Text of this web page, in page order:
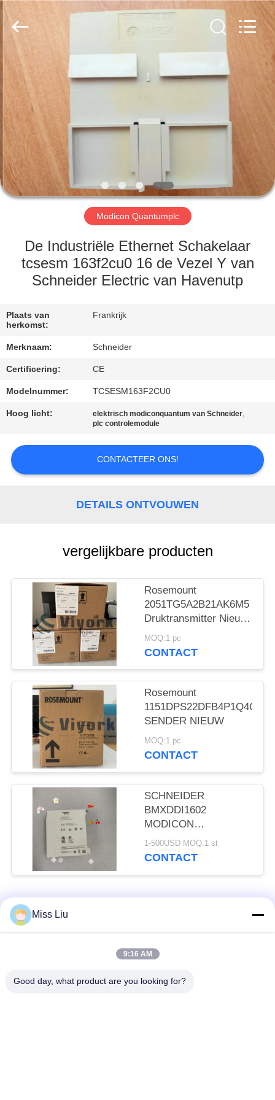
HUIS
PRODUCTEN
ONGEVEER
ONS
FABRIEKSREIS
KWALITEITSCONTROLE
CONTACTEER
CITAAT
SITEMAP
PRIVACY
POLICY
Technology
LTD.
Rights
Modicon Quantumplc
De Industriële Ethernet Schakelaar
tcsesm 163f2cu0 16 de Vezel Y van
Schneider Electric van Havenutp
Plaats van
herkomst:
Frankrijk
Merknaam: Schneider
Certificering: CE
Modelnummer: TCSESM163F2CU0
Hoog licht: elektrisch modiconquantum van Schneider,
plc controlemodule
CONTACTEER ONS!
DETAILS ONTVOUWEN
vergelijkbare producten
Rosemount
2051TG5A2B21AK6M5
Druktransmitter Nieuw
en origineel
MOQ:1 pc
CONTACT
Rosemount
1151DPS22DFB4P1Q4Q8
SENDER NIEUW
MOQ:1 pc
CONTACT
SCHNEIDER
BMXDDI1602
MODICON
INGANGSMODULE
2,5W 24VDC IP20
1-500USD MOQ:1 st
CONTACT
populaire categorieën
AC servomotor
Miss Liu
9:16 AM
Good day, what product are you looking for?